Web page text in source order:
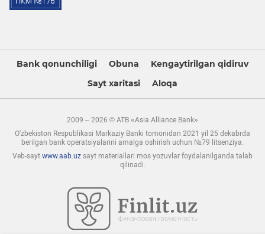
Bank qonunchiligi Obuna
Kengaytirilgan qidiruv
Sayt xaritasi
Aloqa
2009 – 2026 © ATB «Asia Alliance Bank»
O'zbekiston Respublikasi Markaziy Banki tomonidan 2021 yil 25 dekabrda
berilgan bank operatsiyalarini amalga oshirish uchun №79 litsenziya.
Veb-sayt www.aab.uz sayt materiallari mos yozuvlar foydalanilganda talab
qilinadi.